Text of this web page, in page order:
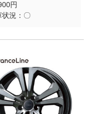
円
況： 〇